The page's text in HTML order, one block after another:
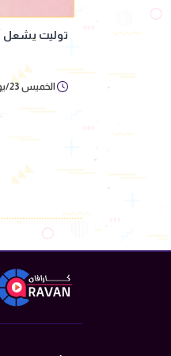
توليت يشعل
الخميس 23/يوليو/2026 - 08:05 م